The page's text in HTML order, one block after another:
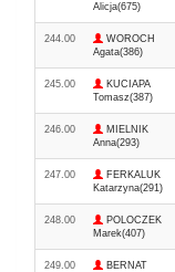
Alicja(675)
244.00
WOROCH
Agata(386)
245.00
KUCIAPA
Tomasz(387)
246.00
MIELNIK
Anna(293)
247.00
FERKALUK
Katarzyna(291)
248.00
POLOCZEK
Marek(407)
249.00
BERNAT